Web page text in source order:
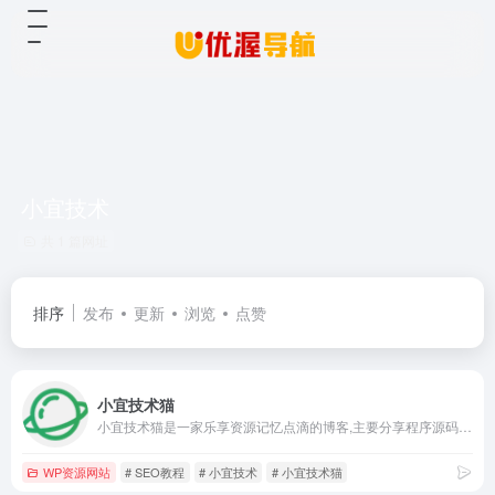
排序 发布 更新 浏览 点赞
小宜技术猫
WP资源网站 # SEO教程 # 小宜技术 # 小宜技术猫